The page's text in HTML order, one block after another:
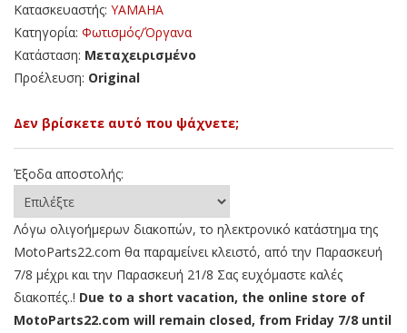
Κατασκευαστής: YAMAHA
Κατηγορία: Φωτισμός/Όργανα
Κατάσταση: Μεταχειρισμένο
Προέλευση: Original
Δεν βρίσκετε αυτό που ψάχνετε;
Έξοδα αποστολής:
Λόγω ολιγοήμερων διακοπών, το ηλεκτρονικό κατάστημα της
MotoParts22.com θα παραμείνει κλειστό, από την Παρασκευή
7/8 μέχρι και την Παρασκευή 21/8 Σας ευχόμαστε καλές
διακοπές..! Due to a short vacation, the online store of
MotoParts22.com will remain closed, from Friday 7/8 until